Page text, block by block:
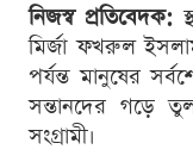
নিজস্ব প্রতিবেদক:
মির্জা ফখরুল
পর্যন্ত মানুষের
সন্তানদের গড়ে
সংগ্রামী।